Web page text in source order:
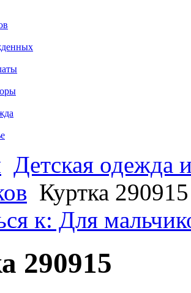
Детская одежда
Куртка 290915
к: Для
290915